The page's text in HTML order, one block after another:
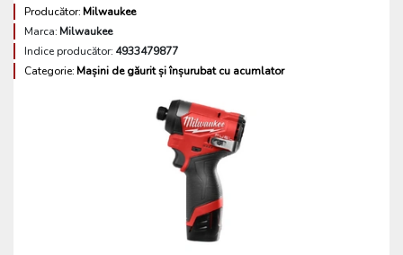
Producător:Milwaukee
Marca:Milwaukee
Indice producător: 4933479877
Categorie:Mașini de găurit și înșurubat cu acumlator